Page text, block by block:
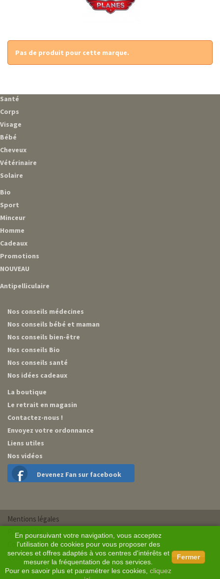
Pas de produit pour cette marque.
Santé
Corps
Visage
Bébé
Cheveux
Vétérinaire
Solaire
Bio
Sport
Minceur
Homme
Cadeaux
Promotions
NOUVEAU
Antipelliculaire
Nos conseils médecines
Nos conseils bébé et maman
Nos conseils bien-être
Nos conseils Bio
Nos conseils santé
Nos idées cadeaux
La boutique
Le retrait en magasin
Contactez-nous !
Envoyez votre ordonnance
Liens utiles
Nos vidéos
Devenez Fan sur facebook
En poursuivant votre navigation, vous acceptez
l'utilisation de cookies pour vous proposer des
services et offres adaptés à vos centres d'intérêts et
mesurer la fréquentation de nos services.
Pour en savoir plus et paramétrer les cookies, cliquez
Fermer
Mentions légales
Plan du site
Conditions générales de vente
Conception BM Services